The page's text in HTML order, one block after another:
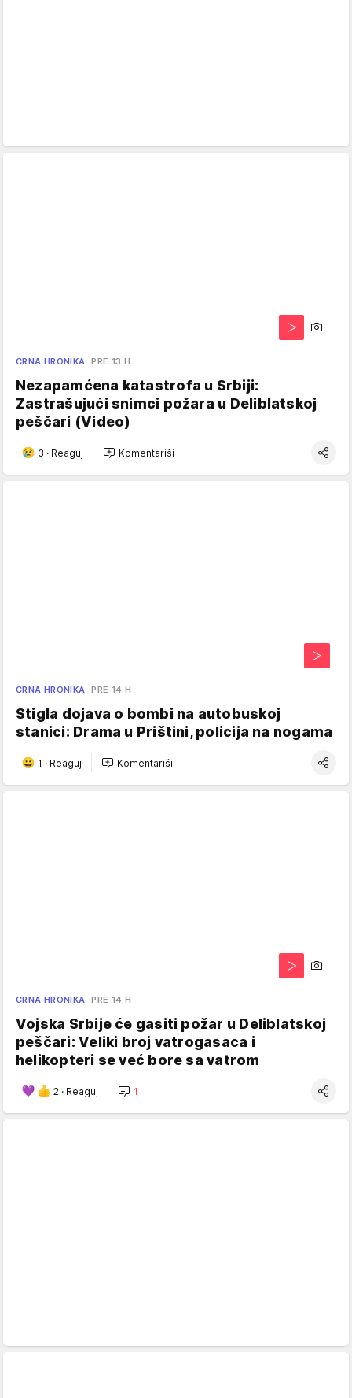
CRNA HRONIKA PRE 13 H
Nezapamćena katastrofa u Srbiji:
Zastrašujući snimci požara u Deliblatskoj
peščari (Video)
3 · Reaguj Komentariši
CRNA HRONIKA PRE 14 H
Stigla dojava o bombi na autobuskoj
stanici: Drama u Prištini, policija na nogama
1 · Reaguj Komentariši
CRNA HRONIKA PRE 14 H
Vojska Srbije će gasiti požar u Deliblatskoj
peščari: Veliki broj vatrogasaca i
helikopteri se već bore sa vatrom
2 · Reaguj 1